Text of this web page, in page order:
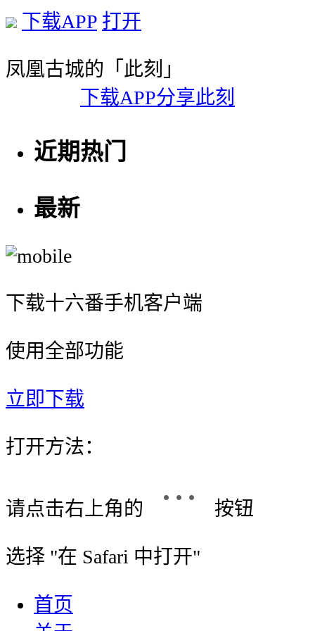
下载APP 打开
凤凰古城的「此刻」
下载APP分享此刻
近期热门
最新
下载十六番手机客户端
使用全部功能
立即下载
打开方法：
请点击右上角的 按钮
选择 "在 Safari 中打开"
首页